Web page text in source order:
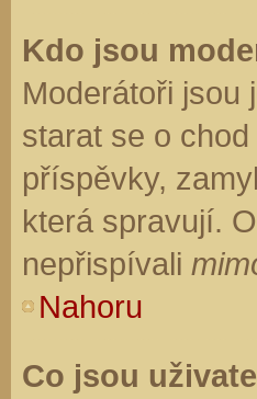
Kdo jsou
Moderátoři jsou
starat se o
příspěvky,
která spravují.
nepřispívali
Nahoru
Co jsou